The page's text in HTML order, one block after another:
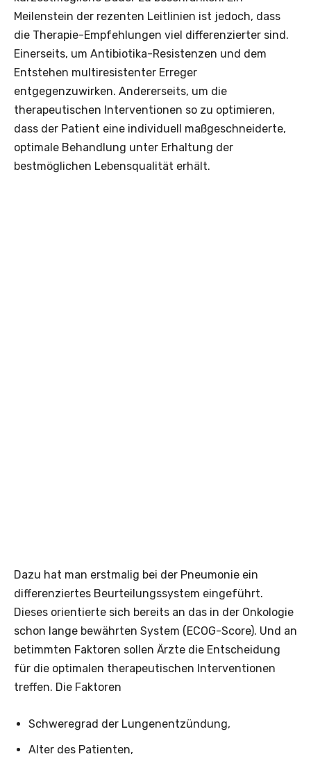
Meilenstein der rezenten Leitlinien ist jedoch, dass
die Therapie-Empfehlungen viel differenzierter sind.
Einerseits, um Antibiotika-Resistenzen und dem
Entstehen multiresistenter Erreger
entgegenzuwirken. Andererseits, um die
therapeutischen Interventionen so zu optimieren,
dass der Patient eine individuell maßgeschneiderte,
optimale Behandlung unter Erhaltung der
bestmöglichen Lebensqualität erhält.
Dazu hat man erstmalig bei der Pneumonie ein
differenziertes Beurteilungssystem eingeführt.
Dieses orientierte sich bereits an das in der Onkologie
schon lange bewährten System (ECOG-Score). Und an
betimmten Faktoren sollen Ärzte die Entscheidung
für die optimalen therapeutischen Interventionen
treffen. Die Faktoren
Schweregrad der Lungenentzündung,
Alter des Patienten,